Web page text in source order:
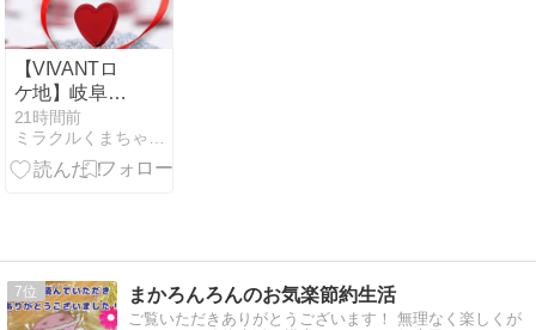
【VIVANTロ
ケ地】岐阜県
庁1階ホワイ
エへの行き方
｜岐阜駅・西
21時間前
ミラクルくまちゃん一途な思い
7 まかろんろんのお気楽節約生活
ご覧いただきありがとうございます！ 無理なく楽しくが